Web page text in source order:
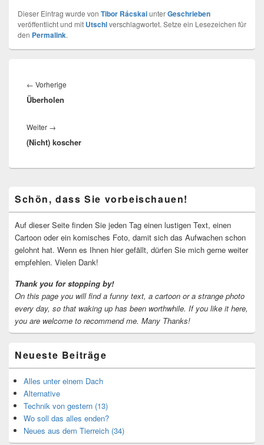
Dieser Eintrag wurde von Tibor RácskaiunterGeschrieben
veröffentlicht und mit Utschlverschlagwortet. Setze ein Lesezeichen für
den Permalink.
← Vorherige
Überholen
Weiter →
Beitrag:
(Nicht) koscher
Seitenleisten-
Widgetbereich
Schön, dass Sie vorbeischauen!
Auf dieser Seite finden Sie jeden Tag einen lustigen Text, einen
Cartoon oder ein komisches Foto, damit sich das Aufwachen schon
gelohnt hat. Wenn es Ihnen hier gefällt, dürfen Sie mich gerne weiter
empfehlen. Vielen Dank!
Thank you for stopping by!
On this page you will find a funny text, a cartoon or a strange photo
every day, so that waking up has been worthwhile. If you like it here,
you are welcome to recommend me. Many Thanks!
Neueste Beiträge
Alles unter einem Dach
Alternative
Technik von gestern (13)
Wo soll das alles enden?
Neues aus dem Tierreich (34)